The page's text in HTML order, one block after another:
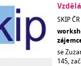
SKIP
se
145,